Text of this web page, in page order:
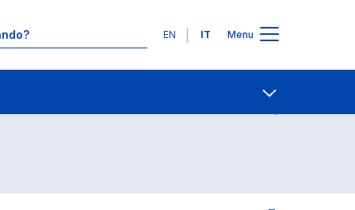
Lingue
EN IT Menu